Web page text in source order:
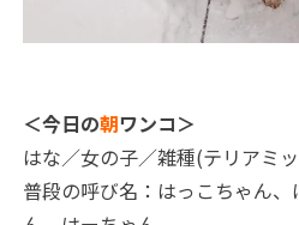
＜今日の朝ワンコ＞
はな／女の子／雑種(テリアミ
普段の呼び名：はっこちゃん